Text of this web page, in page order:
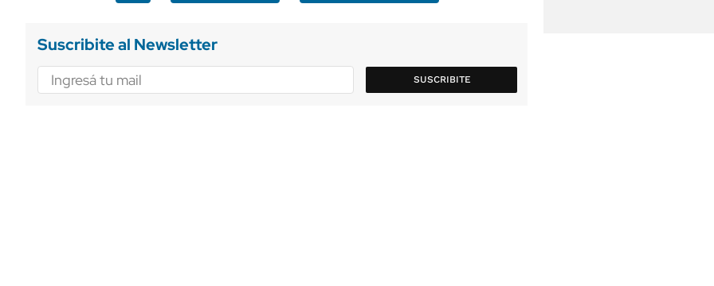
Suscribite al Newsletter
SUSCRIBITE